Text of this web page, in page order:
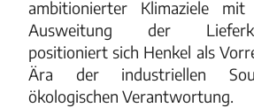
ambitionierter Klimaziele mit
Ausweitung der
positioniert sich Henkel als
Ära der industriellen
ökologischen Verantwortung.